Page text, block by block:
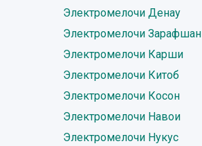
Электромелочи Денау
Электромелочи Зарафшан
Электромелочи Карши
Электромелочи Китоб
Электромелочи Косон
Электромелочи Навои
Электромелочи Нукус